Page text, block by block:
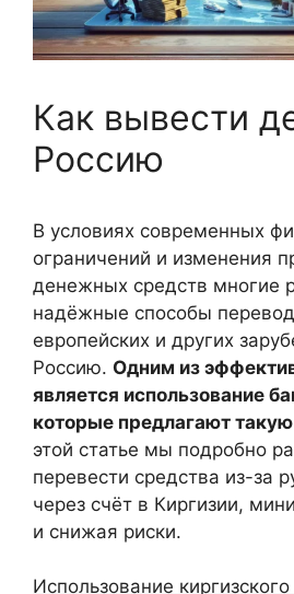
Как вывести
Россию
В условиях современных
ограничений и изменения
денежных средств многие
надёжные способы
европейских и других
Россию. Одним из
является использование
которые предлагают
этой статье мы подробно
перевести средства из-за
через счёт в Киргизии,
и снижая риски.
Использование